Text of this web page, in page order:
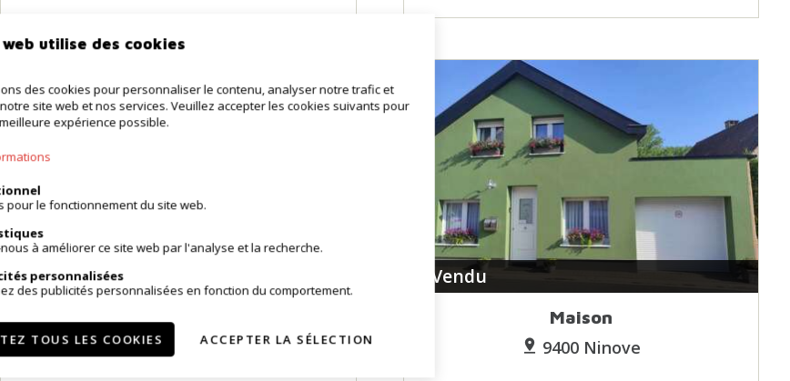
Vendu
Maison
9400 Ninove
Vendu
Maison
9400 Ninove
utilise des cookies
des cookies pour personnaliser le contenu, analyser notre trafic et
site web et nos services. Veuillez accepter les cookies suivants pour
expérience possible.
pour le fonctionnement du site web.
à améliorer ce site web par l'analyse et la recherche.
personnalisées
des publicités personnalisées en fonction du comportement.
TOUS LES COOKIES ACCEPTER LA SÉLECTION